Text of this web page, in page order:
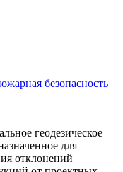
безопасность
геодезическое
для
отклонений